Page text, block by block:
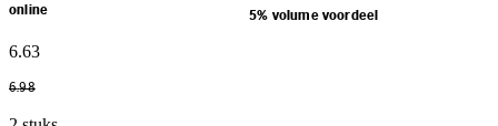
online 5% volume voordeel
6.63
6.98